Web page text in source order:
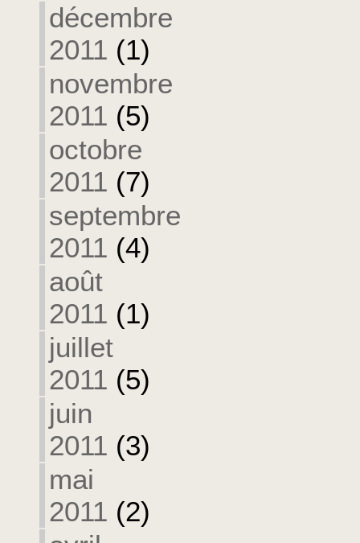
décembre
2011 (1)
novembre
2011 (5)
octobre
2011 (7)
septembre
2011 (4)
août
2011 (1)
juillet
2011 (5)
juin
2011 (3)
mai
2011 (2)